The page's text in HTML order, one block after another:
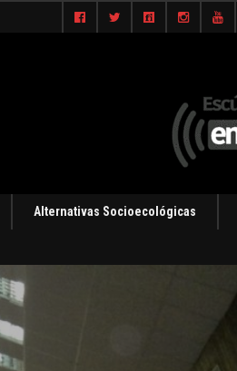
Alternativas Socioecológicas